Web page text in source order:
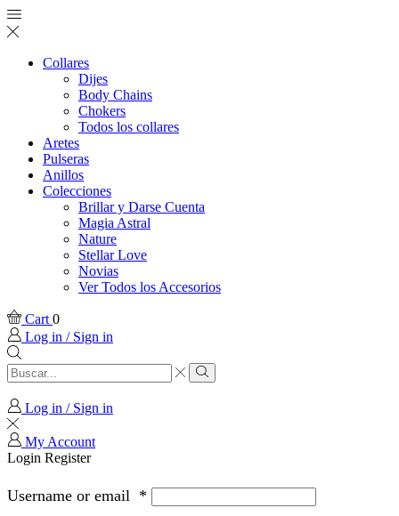
Collares
Dijes
Body Chains
Chokers
Todos los collares
Aretes
Pulseras
Anillos
Colecciones
Brillar y Darse Cuenta
Magia Astral
Nature
Stellar Love
Novias
Ver Todos los Accesorios
Cart 0
Log in / Sign in
Search
input
Search
Log in / Sign in
My Account
Login Register
Username or email *